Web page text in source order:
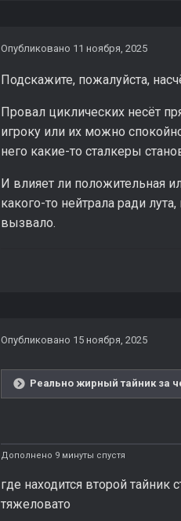
Опубликовано 11 ноября, 2025
Подскажите, пожалуйста,
Провал циклических несёт
игроку или их можно
него какие-то сталкеры
И влияет ли положительная
какого-то нейтрала ради
вызвало.
Опубликовано 15 ноября, 2025
Реально жирный тайник за
Дополнено 9 минуты спустя
где находится второй тайник
тяжеловато